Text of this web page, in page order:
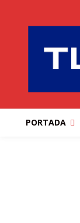
PORTADA